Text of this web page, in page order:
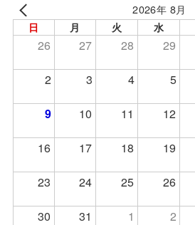
2026年 8月
日 月 火 水
26 27 28 29
2 3 4 5
9 10 11 12
16 17 18 19
23 24 25 26
30 31 1 2